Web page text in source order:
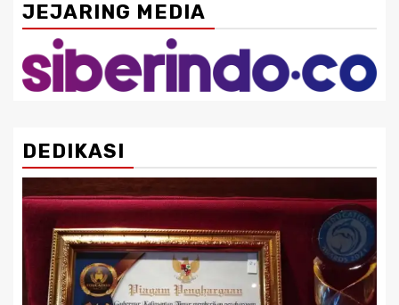
JEJARING MEDIA
DEDIKASI